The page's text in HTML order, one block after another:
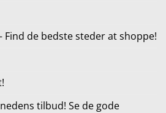
Find de bedste steder at shoppe!
tilbud! Se de gode